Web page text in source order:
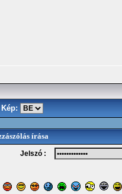
Kép:
írása
Jelszó :